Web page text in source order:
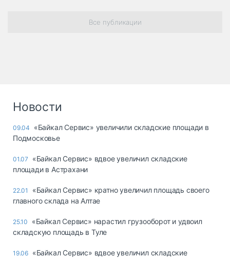
Все публикации
Новости
09.04
«Байкал Сервис» увеличили складские площади в
Подмосковье
01.07
«Байкал Сервис» вдвое увеличил складские
площади в Астрахани
22.01
«Байкал Сервис» кратно увеличил площадь своего
главного склада на Алтае
25.10
«Байкал Сервис» нарастил грузооборот и удвоил
складскую площадь в Туле
19.06 «Байкал Сервис» вдвое увеличил складские